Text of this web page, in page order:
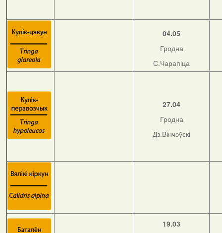
04.05
Гродна
С.Чарапіца
27.04
Гродна
Дз.Вінчэўскі
19.03